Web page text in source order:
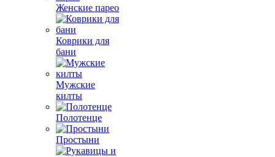
Женские парео
Коврики для
бани
Мужские
килты
Полотенце
Простыни